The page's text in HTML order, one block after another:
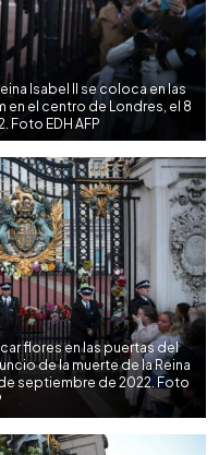
Isabel II se coloca en las
en el centro de Londres, el 8
Foto EDH AFP
flores en las puertas del
de la muerte de la Reina
septiembre de 2022. Foto